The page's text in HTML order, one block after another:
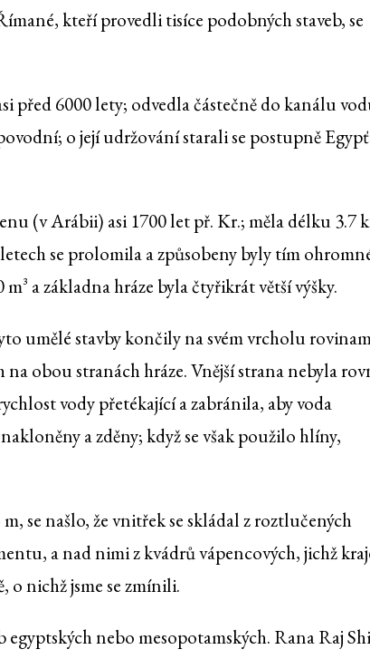
kteří provedli tisíce podobných staveb, se
před 6000 lety; odvedla částečně do kanálu
o její udržování starali se postupně
(v Arábii) asi 1700 let př. Kr.; měla délku 3.7
se prolomila a způsobeny byly tím
a základna hráze byla čtyřikrát větší výšky.
umělé stavby končily na svém vrcholu
obou stranách hráze. Vnější strana nebyla
vody přetékající a zabránila, aby voda
a zděny; když se však použilo hlíny,
se našlo, že vnitřek se skládal z roztlučených
a nad nimi z kvádrů vápencových, jichž
o nichž jsme se zmínili.
nebo mesopotamských. Rana Raj